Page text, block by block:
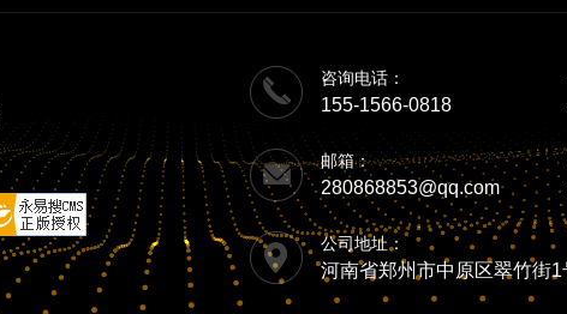
咨询电话：
155-1566-0818
邮箱：
280868853@qq.com
公司地址：
河南省郑州市中原区翠竹街